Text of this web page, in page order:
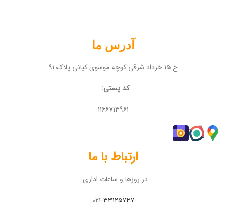
آدرس ما
خ ۱۵ خرداد شرقی کوچه موسوی کیانی پلاک ۹۱
کد پستی:
۱۱۶۶۷۱۳۹۶۱
ارتباط با ما
در روزها و ساعات اداری:
۰۲۱-۳۳۱۲۵۷۴۷